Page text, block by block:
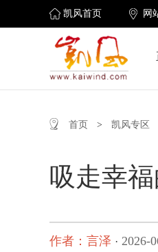
凯风首页 网
首页 > 凯风专区
吸走幸
作者：言泽 · 2026-